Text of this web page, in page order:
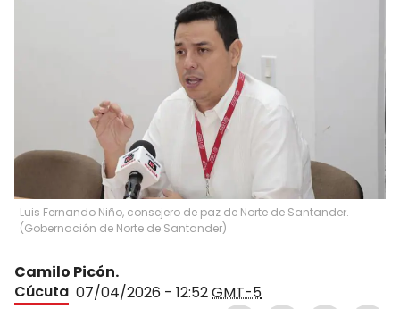
Luis Fernando Niño, consejero de paz de Norte de Santander.
(Gobernación de Norte de Santander)
Camilo Picón.
Cúcuta 07/04/2026 - 12:52GMT-5